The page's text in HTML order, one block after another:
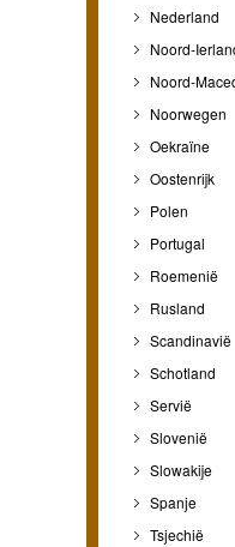
Nederland
Noord-
Noord-
Noorwegen
Oekraïne
Oostenrijk
Polen
Portugal
Roemenië
Rusland
Scandinavië
Schotland
Servië
Slovenië
Slowakije
Spanje
Tsjechië